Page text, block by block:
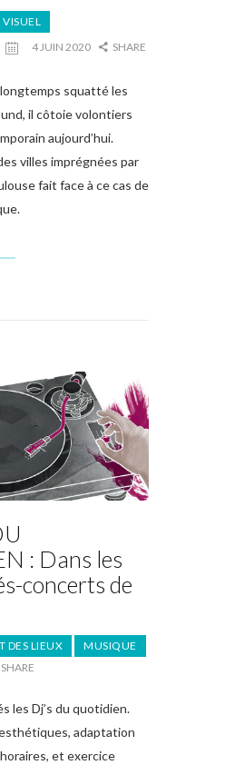
4 JUIN 2020 SHARE
squatté les
il côtoie volontiers
aujourd’hui.
villes imprégnées par
fait face à ce cas de
: Dans les
concerts de
DES LIEUX
MUSIQUE
SHARE
les Dj’s du quotidien.
adaptation
et exercice